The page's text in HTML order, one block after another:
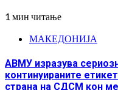
1 мин читање
МАКЕДОНИЈА
АВМУ изразува
континуираните
страна на СДСМ кон